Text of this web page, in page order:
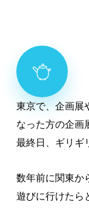
東京で、企画展
なった方の企画
最終日、ギリギ
数年前に関東か
遊びに行けたら